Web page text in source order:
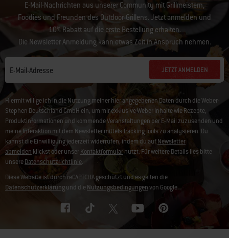
E-Mail-Nachrichten aus unserer Community mit Grillmeistern,
Foodies und Freunden des Outdoor-Grillens. Jetzt anmelden und
10% Rabatt auf die erste Bestellung erhalten.
Die Newsletter Anmeldung kann etwas Zeit in Anspruch nehmen.
E-Mail-Adresse JETZT ANMELDEN
Hiermit willige ich in die Nutzung meiner hier angegebenen Daten durch die Weber-
Stephen Deutschland GmbH ein, um mir exklusive Weber Inhalte wie Rezepte,
Produktinformationen und kommende Veranstaltungen per E-Mail zuzusenden und
meine Interaktion mit dem Newsletter mittels Tracking Tools zu analysieren. Du
kannst die Einwilligung jederzeit widerrufen, indem du aufNewsletter
abmelden klickst oder unserKontaktformularnutzt. Für weitere Details lies bitte
unsereDatenschutzrichtlinie.
Diese Website ist durch reCAPTCHA geschützt und es gelten die
Datenschutzerklärungund dieNutzungsbedingungenvon Google.